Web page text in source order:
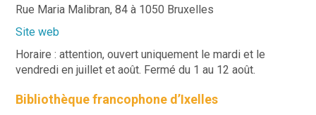
Rue Maria Malibran, 84 à 1050 Bruxelles
Site web
Horaire : attention, ouvert uniquement le mardi et le
vendredi en juillet et août. Fermé du 1 au 12 août.
Bibliothèque francophone d’Ixelles